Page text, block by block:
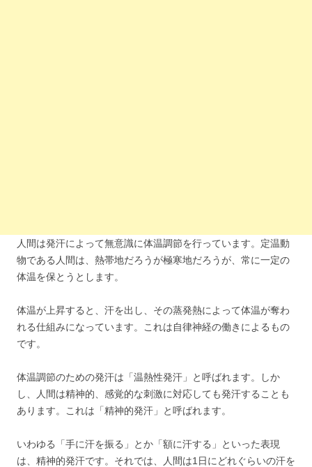
人間は発汗によって無意識に体温調節を行っています。定温動
物である人間は、熱帯地だろうが極寒地だろうが、常に一定の
体温を保とうとします。
体温が上昇すると、汗を出し、その蒸発熱によって体温が奪わ
れる仕組みになっています。これは自律神経の働きによるもの
です。
体温調節のための発汗は「温熱性発汗」と呼ばれます。しか
し、人間は精神的、感覚的な刺激に対応しても発汗することも
あります。これは「精神的発汗」と呼ばれます。
いわゆる「手に汗を振る」とか「額に汗する」といった表現
は、精神的発汗です。それでは、人間は1日にどれぐらいの汗を